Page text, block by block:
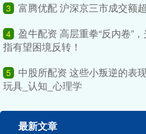
3 富腾优配 沪深京三市成交额
4 盈牛配资 高层重拳“反内卷”
指有望困境反转！
5
中股所配资 这些小叛逆的表
玩具_认知_心理学
最新文章